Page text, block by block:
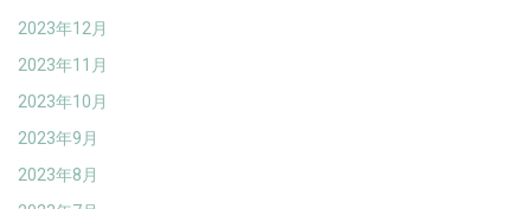
2023年12月
2023年11月
2023年10月
2023年9月
2023年8月